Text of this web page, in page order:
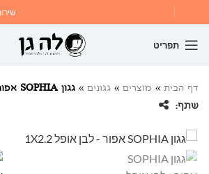
תפריט
דף הבית » מוצרים » גגונים » גגון SOPHIA אפור – לבן אופל 1X2.2
שתף: